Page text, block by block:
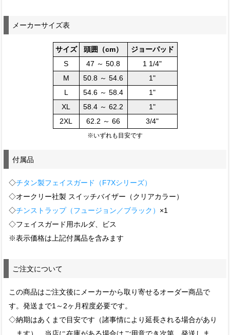
メーカーサイズ表
サイズ 頭囲（cm）
ジョーパッド
S
47 ～ 50.8
1 1/4"
M
50.8 ～ 54.6
1"
L
54.6 ～ 58.4
1"
XL
58.4 ～ 62.2
1"
2XL
62.2 ～ 66 3/4"
※いずれも目安です
付属品
◇チタン製フェイスガード（F7Xシリーズ）
◇オークリー社製 スイッチバイザー（クリアカラー）
◇チンストラップ（フュージョン／ブラック） ×1
◇フェイスガード用ホルダ、ビス
※表示価格は上記付属品を含みます
ご注文について
この商品はご注文後にメーカーから取り寄せるオーダー商品で
す。発送まで1～2ヶ月程度必要です。
◇納期はあくまで目安です（諸事情により延長される場合があり